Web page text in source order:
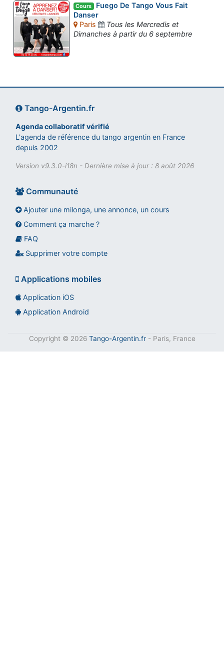
Cours Fuego De Tango Vous Fait
Danser
Paris
Tous les Mercredis et
Dimanches à partir du 6 septembre
Tango-Argentin.fr
Agenda collaboratif vérifié
L'agenda de référence du tango argentin en France
depuis 2002
Version v9.3.0-i18n - Dernière mise à jour : 8 août 2026
Communauté
Ajouter une milonga, une annonce, un cours
Comment ça marche ?
FAQ
Supprimer votre compte
Applications mobiles
Application iOS
Application Android
Copyright © 2026 Tango-Argentin.fr- Paris, France